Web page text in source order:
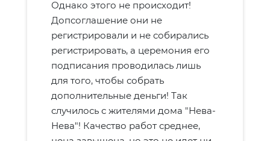
Однако этого не происходит!
Допсоглашение они не
регистрировали и не собирались
регистрировать, а церемония его
подписания проводилась лишь
для того, чтобы собрать
дополнительные деньги! Так
случилось с жителями дома "Нева-
Нева"! Качество работ среднее,